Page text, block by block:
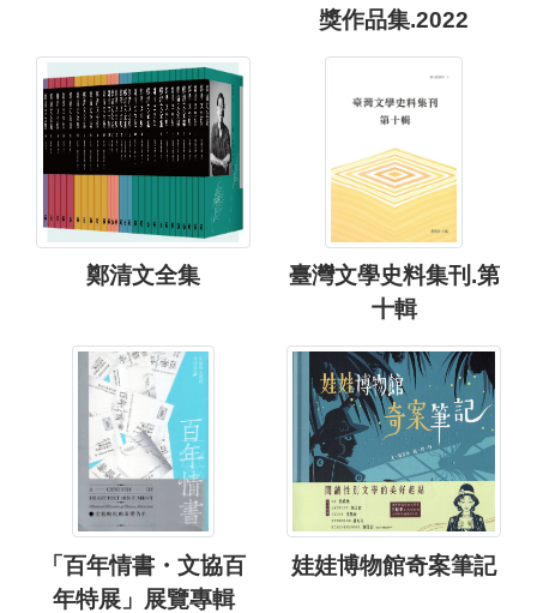
獎作品集.2022
鄭清文全集
臺灣文學史料集刊.第
十輯
「百年情書・文協百
年特展」展覽專輯
娃娃博物館奇案筆記